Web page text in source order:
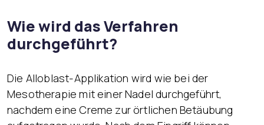
Wie wird das Verfahren
durchgeführt?
Die Alloblast-Applikation wird wie bei der
Mesotherapie mit einer Nadel durchgeführt,
nachdem eine Creme zur örtlichen Betäubung